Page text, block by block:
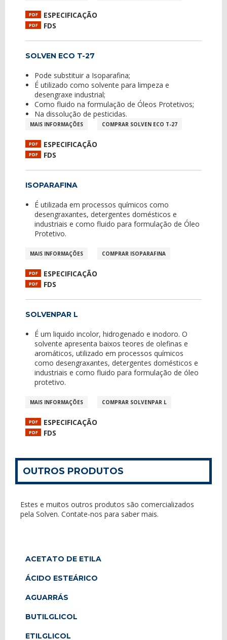
PDF ESPECIFICAÇÃO
PDF FDS
SOLVEN ECO T-27
Pode substituir a Isoparafina;
É utilizado como solvente para limpeza e
desengraxe industrial;
Como fluido na formulação de Óleos Protetivos;
Na dissolução de pesticidas.
MAIS INFORMAÇÕES COMPRAR SOLVEN ECO T-27
PDF ESPECIFICAÇÃO
PDF FDS
ISOPARAFINA
É utilizada em processos químicos como
desengraxantes, detergentes domésticos e
industriais e como fluido para formulação de Óleo
Protetivo.
MAIS INFORMAÇÕES COMPRAR ISOPARAFINA
PDF ESPECIFICAÇÃO
PDF FDS
SOLVENPAR L
É um liquido incolor, hidrogenado e inodoro. O
solvente apresenta baixos teores de olefinas e
aromáticos, utilizado em processos químicos
como desengraxantes, detergentes domésticos e
industriais e como fluido para formulação de óleo
protetivo.
MAIS INFORMAÇÕES COMPRAR SOLVENPAR L
PDF ESPECIFICAÇÃO
PDF FDS
OUTROS PRODUTOS
Estes e muitos outros produtos são comercializados
pela Solven. Contate-nos para saber mais.
ACETATO DE ETILA
ÁCIDO ESTEÁRICO
AGUARRÁS
BUTILGLICOL
ETILGLICOL